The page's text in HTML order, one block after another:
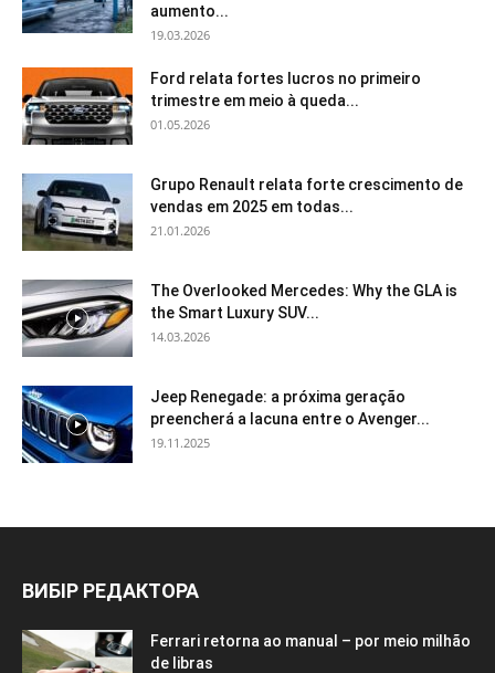
aumento...
19.03.2026
Ford relata fortes lucros no primeiro
trimestre em meio à queda...
01.05.2026
Grupo Renault relata forte crescimento de
vendas em 2025 em todas...
21.01.2026
The Overlooked Mercedes: Why the GLA is
the Smart Luxury SUV...
14.03.2026
Jeep Renegade: a próxima geração
preencherá a lacuna entre o Avenger...
19.11.2025
ВИБІР РЕДАКТОРА
Ferrari retorna ao manual – por meio milhão
de libras